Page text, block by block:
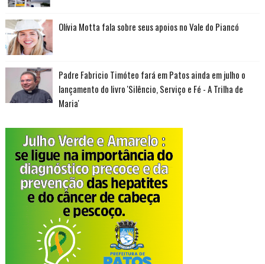
Olívia Motta fala sobre seus apoios no Vale do Piancó
Padre Fabricio Timóteo fará em Patos ainda em julho o
lançamento do livro 'Silêncio, Serviço e Fé - A Trilha de
Maria'